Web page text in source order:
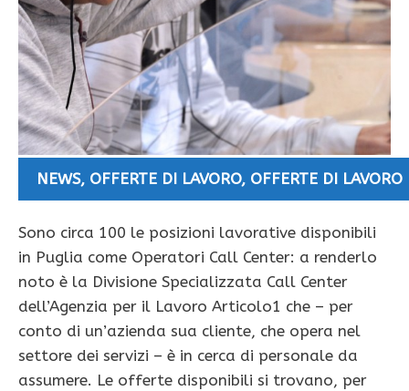
NEWS, OFFERTE DI LAVORO, OFFERTE DI LAVORO
Sono circa 100 le posizioni lavorative disponibili
in Puglia come Operatori Call Center: a renderlo
noto è la Divisione Specializzata Call Center
dell’Agenzia per il Lavoro Articolo1 che – per
conto di un’azienda sua cliente, che opera nel
settore dei servizi – è in cerca di personale da
assumere. Le offerte disponibili si trovano, per